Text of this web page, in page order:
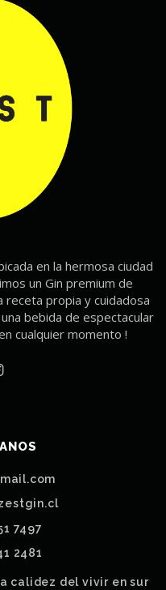
en la hermosa ciudad
un Gin premium de
receta propia y cuidadosa
bebida de espectacular
cualquier momento !
7497
2481
calidez del vivir en sur